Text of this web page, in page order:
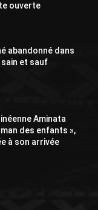
ouverte
abandonné dans
et sauf
Aminata
des enfants »,
à son arrivée